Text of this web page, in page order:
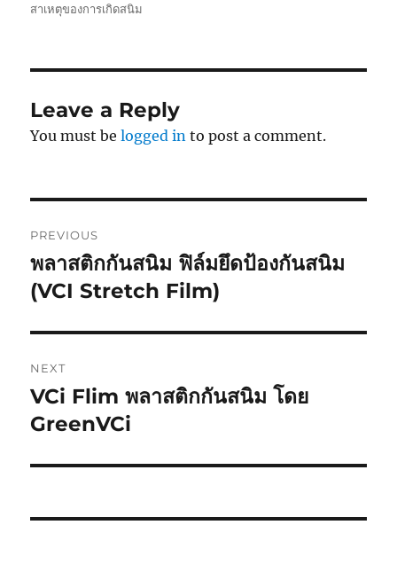
สาเหตุของการเกิดสนิม
Leave a Reply
You must belogged in to post a comment.
navigation
PREVIOUS
Previous
post:
พลาสติกกันสนิม ฟิล์มยึดป้องกันสนิม
(VCI Stretch Film)
NEXT
Next
post:
VCi Flim พลาสติกกันสนิม โดย
GreenVCi